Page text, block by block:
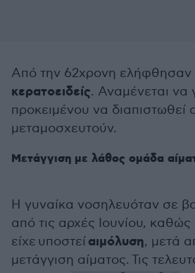
Από την 62χρονη ελήφθησαν
κερατοειδείς. Αναμένεται να
προκειμένου να διαπιστωθεί
μεταμοσχευτούν.
Μετάγγιση με λάθος ομάδα
Η γυναίκα νοσηλευόταν σε
από τις αρχές Ιουνίου, καθώς
είχε υποστείαιμόλυση, μετά
μετάγγιση αίματος. Τις